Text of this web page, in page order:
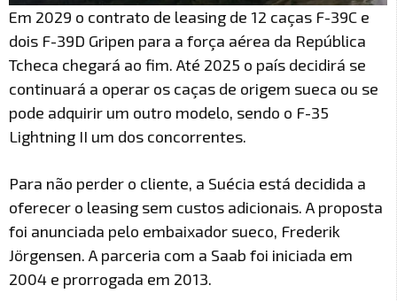
Em 2029 o contrato de leasing de 12 caças F-39C e
dois F-39D Gripen para a força aérea da República
Tcheca chegará ao fim. Até 2025 o país decidirá se
continuará a operar os caças de origem sueca ou se
pode adquirir um outro modelo, sendo o F-35
Lightning II um dos concorrentes.
Para não perder o cliente, a Suécia está decidida a
oferecer o leasing sem custos adicionais. A proposta
foi anunciada pelo embaixador sueco, Frederik
Jörgensen. A parceria com a Saab foi iniciada em
2004 e prorrogada em 2013.